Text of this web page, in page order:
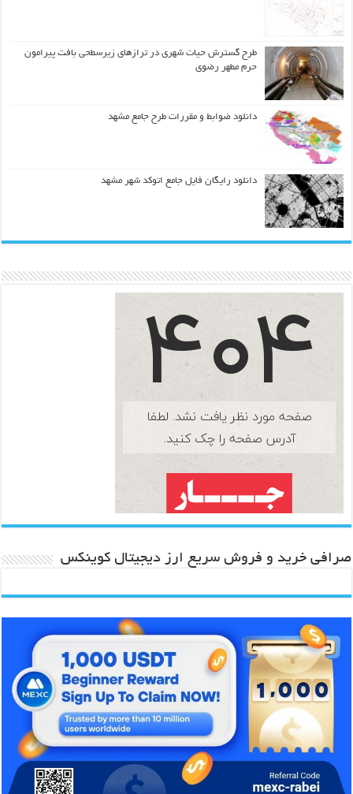
طرح گسترش حیات شهري در ترازهاي زیرسطحی بافت پیرامون
حرم مطهر رضوي
دانلود ضوابط و مقررات طرح جامع مشهد
دانلود رایگان فایل جامع اتوکد شهر مشهد
صرافی خرید و فروش سریع ارز دیجیتال کوینکس